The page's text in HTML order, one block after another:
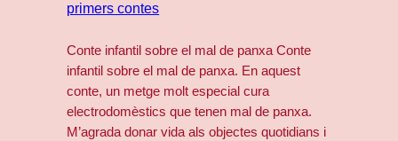
primers contes
Conte infantil sobre el mal de panxa Conte
infantil sobre el mal de panxa. En aquest
conte, un metge molt especial cura
electrodomèstics que tenen mal de panxa.
M’agrada donar vida als objectes quotidians i